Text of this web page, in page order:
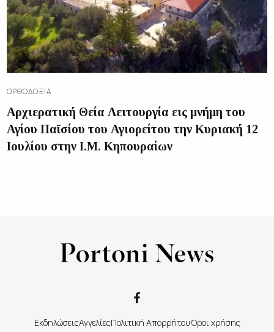
ΟΡΘΟΔΟΞΊΑ
Αρχιερατική Θεία Λειτουργία εις μνήμη του
Αγίου Παϊσίου του Αγιορείτου την Κυριακή 12
Ιουλίου στην Ι.Μ. Κηπουραίων
ΕκδηλώσειςΑγγελίεςΠολιτική ΑπορρήτουΌροι χρήσης